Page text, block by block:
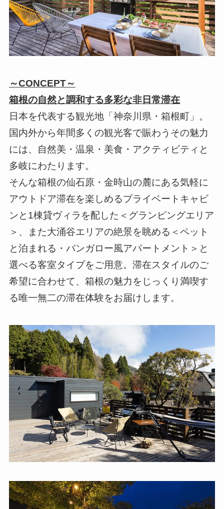
～CONCEPT～
箱根の自然と調和する多彩な非日常滞在
日本を代表する観光地「神奈川県・箱根町」。
国内外から年間多くの観光客で賑わうその魅力
には、自然美・温泉・美食・アクティビティと
多岐にわたります。
そんな箱根の仙石原・金時山の麓にある気軽に
アウトドア滞在を楽しめるプライベートキャビ
ンと1棟貸ヴィラを配した＜グランピングエリア
＞、また大涌谷エリアの絶景を眺める＜ペット
と泊まれる・バンガロー風アパートメント＞と
選べる客室タイプをご用意。滞在スタイルのご
希望に合わせて、箱根の魅力をじっくり満喫す
る唯一無二の滞在体験をお届けします。